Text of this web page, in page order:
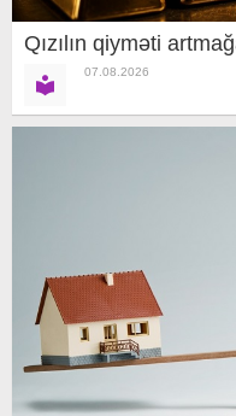
Qızılın qiyməti
07.08.2026